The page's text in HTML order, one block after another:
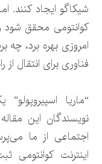
شیکاگو ایجاد کنند.
کوانتومی محقق شود
امروزی بهره برد، چه
فناوری برای انتقال از
“ماریا
نویسندگان این
اجتماعی از ما
اینترنت کوانتومی